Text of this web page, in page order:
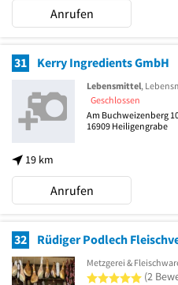
Anrufen
31 Kerry Ingredients GmbH
19 km
Lebensmittel,
Geschlossen
Am Buchweizenberg
16909 Heiligengrabe
Anrufen
32 Rüdiger Podlech
Metzgerei &
5 von 5
(2